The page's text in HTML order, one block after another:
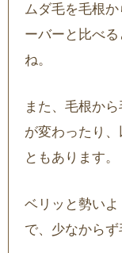
ムダ毛を毛根
ーバーと比べ
ね。
また、毛根か
が変わったり
ともあります。
ベリッと勢い
で、少なからず